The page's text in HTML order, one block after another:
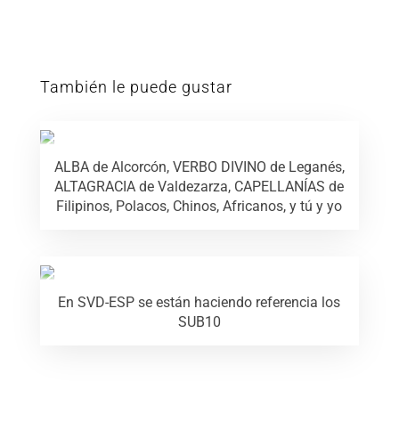
También le puede gustar
ALBA de Alcorcón, VERBO DIVINO de Leganés,
ALTAGRACIA de Valdezarza, CAPELLANÍAS de
Filipinos, Polacos, Chinos, Africanos, y tú y yo
En SVD-ESP se están haciendo referencia los
SUB10